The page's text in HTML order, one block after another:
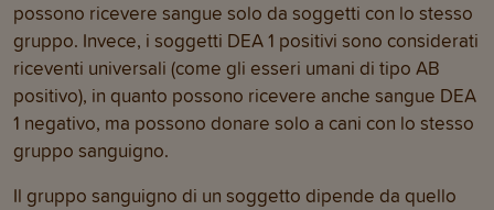
possono ricevere sangue solo da soggetti con lo stesso
gruppo. Invece, i soggetti DEA 1 positivi sono considerati
riceventi universali (come gli esseri umani di tipo AB
positivo), in quanto possono ricevere anche sangue DEA
1 negativo, ma possono donare solo a cani con lo stesso
gruppo sanguigno.
Il gruppo sanguigno di un soggetto dipende da quello